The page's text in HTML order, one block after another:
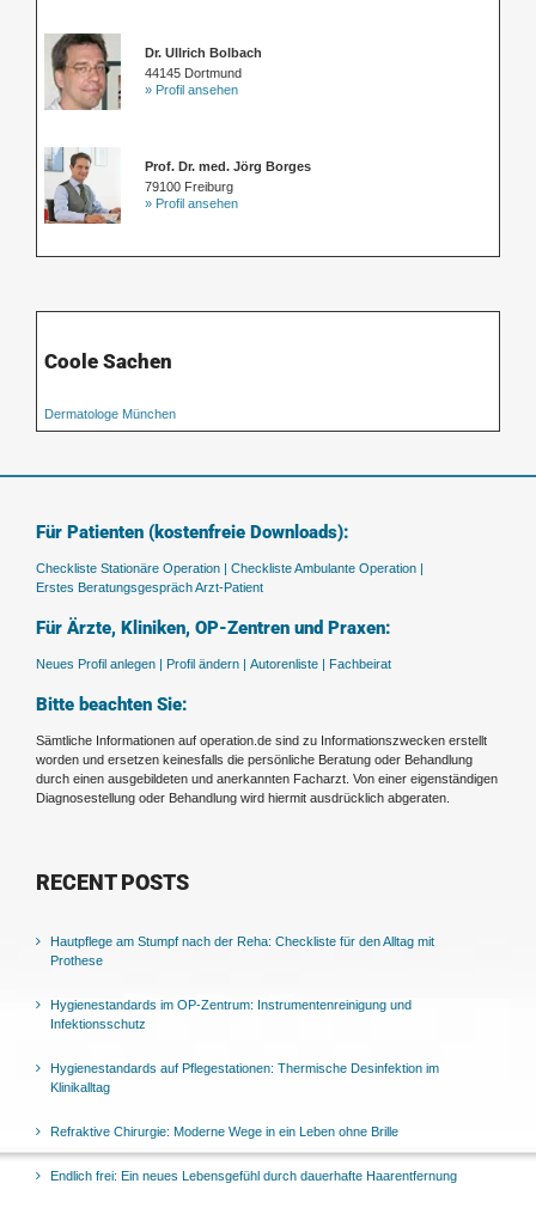
Dr. Ullrich Bolbach
44145 Dortmund
» Profil ansehen
Prof. Dr. med. Jörg Borges
79100 Freiburg
» Profil ansehen
Coole Sachen
Dermatologe München
Für Patienten (kostenfreie Downloads):
Checkliste Stationäre Operation | Checkliste Ambulante Operation |
Erstes Beratungsgespräch Arzt-Patient
Für Ärzte, Kliniken, OP-Zentren und Praxen:
Neues Profil anlegen | Profil ändern | Autorenliste | Fachbeirat
Bitte beachten Sie:
Sämtliche Informationen auf operation.de sind zu Informationszwecken erstellt
worden und ersetzen keinesfalls die persönliche Beratung oder Behandlung
durch einen ausgebildeten und anerkannten Facharzt. Von einer eigenständigen
Diagnosestellung oder Behandlung wird hiermit ausdrücklich abgeraten.
RECENT POSTS
Hautpflege am Stumpf nach der Reha: Checkliste für den Alltag mit
Prothese
Hygienestandards im OP-Zentrum: Instrumentenreinigung und
Infektionsschutz
Hygienestandards auf Pflegestationen: Thermische Desinfektion im
Klinikalltag
Refraktive Chirurgie: Moderne Wege in ein Leben ohne Brille
Endlich frei: Ein neues Lebensgefühl durch dauerhafte Haarentfernung